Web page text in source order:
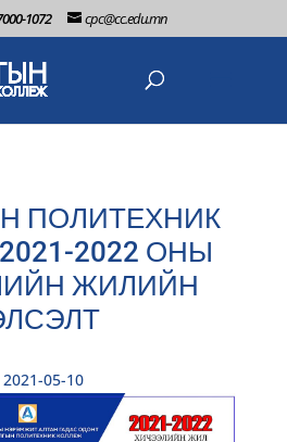
1072 cpc@cc.edu.mn
ПОЛИТЕХНИК
2022 ОНЫ
ЖИЛИЙН
2021-05-10